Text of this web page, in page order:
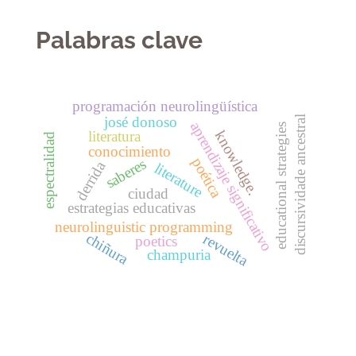
Palabras clave
aprendizaje significativo
estrategias educativas
programación neurolingüística
educational strategies
neurolinguistic programming discursividade ancestral
poética
literatura
saberes
conocimiento
poetics
literatureknowledge.
ciudad
revuelta
champuria
chiñura
josé donoso
espectralidad derrida